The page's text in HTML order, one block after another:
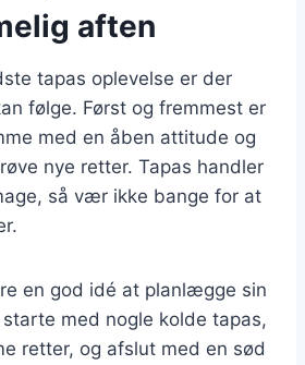
aften
tapas oplevelse er der
følge. Først og fremmest er
med en åben attitude og
nye retter. Tapas handler
så vær ikke bange for at
en god idé at planlægge sin
med nogle kolde tapas,
retter, og afslut med en sød